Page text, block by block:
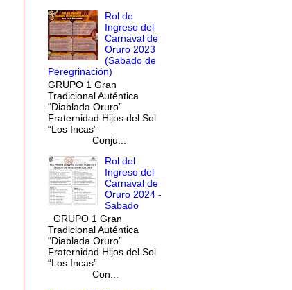
Rol de
Ingreso del
Carnaval de
Oruro 2023
(Sabado de
Peregrinación)
GRUPO 1 Gran
Tradicional Auténtica
“Diablada Oruro”
Fraternidad Hijos del Sol
“Los Incas”
Conju...
Rol del
Ingreso del
Carnaval de
Oruro 2024 -
Sabado
GRUPO 1 Gran
Tradicional Auténtica
“Diablada Oruro”
Fraternidad Hijos del Sol
“Los Incas”
Con...